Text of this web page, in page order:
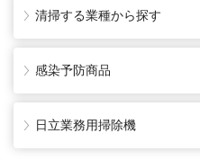
清掃する業種から探す
感染予防商品
日立業務用掃除機